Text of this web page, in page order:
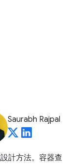
Saurabh Rajpal
計方法。容器查